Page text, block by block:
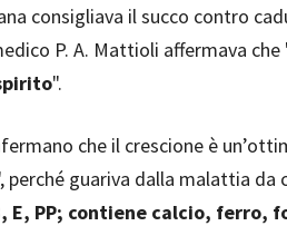
consigliava il succo contro
P. A. Mattioli affermava che
".
che il crescione è
guariva dalla malattia da
E, PP; contiene calcio, ferro,